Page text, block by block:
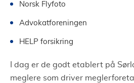
Norsk Flyfoto
Advokatforeningen
HELP forsikring
I dag er de godt etablert på
meglere som driver